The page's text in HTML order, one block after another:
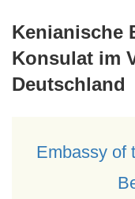
Kenianische
Konsulat im
Deutschland
Embassy of